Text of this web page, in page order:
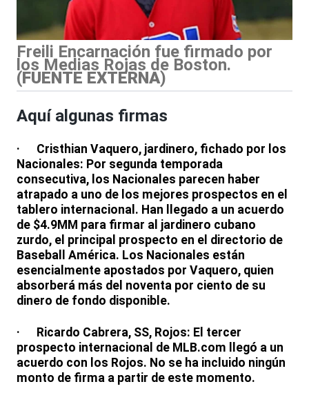
Freili Encarnación fue firmado por
los Medias Rojas de Boston.
(FUENTE EXTERNA)
Aquí algunas firmas
· Cristhian Vaquero, jardinero, fichado por los
Nacionales: Por segunda temporada
consecutiva, los Nacionales parecen haber
atrapado a uno de los mejores prospectos en el
tablero internacional. Han llegado a un acuerdo
de $4.9MM para firmar al jardinero cubano
zurdo, el principal prospecto en el directorio de
Baseball América. Los Nacionales están
esencialmente apostados por Vaquero, quien
absorberá más del noventa por ciento de su
dinero de fondo disponible.
· Ricardo Cabrera, SS, Rojos: El tercer
prospecto internacional de MLB.com llegó a un
acuerdo con los Rojos. No se ha incluido ningún
monto de firma a partir de este momento.